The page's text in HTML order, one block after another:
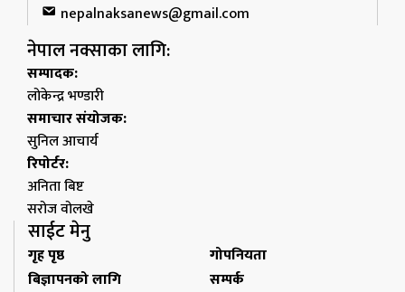
nepalnaksanews@gmail.com
नेपाल नक्साका लागि:
सम्पादक:
लोकेन्द्र भण्डारी
समाचार संयोजक:
सुनिल आचार्य
रिपोर्टर:
अनिता बिष्ट
सरोज वोलखे
साईट मेनु
गृह पृष्ठ
गोपनियता
बिज्ञापनको लागि
सम्पर्क